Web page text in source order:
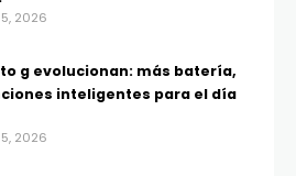
2026
g evolucionan: más batería,
inteligentes para el día
2026